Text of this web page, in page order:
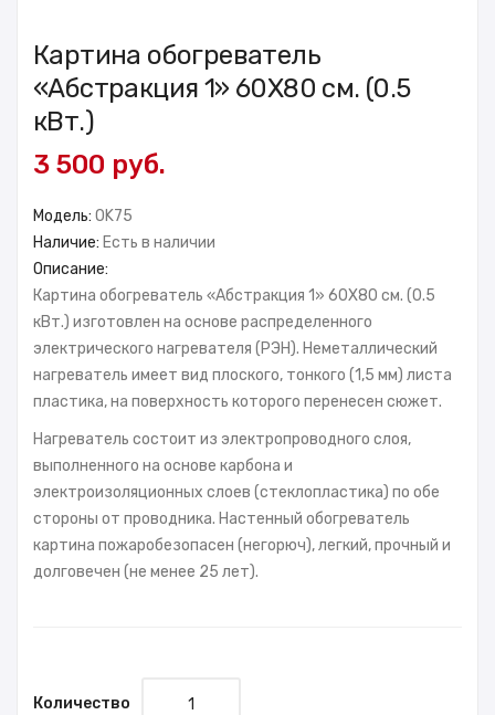
Картина обогреватель
«Абстракция 1» 60X80 см. (0.5
кВт.)
3 500 руб.
Модель: OK75
Наличие: Есть в наличии
Описание:
Картина обогреватель «Абстракция 1» 60X80 см. (0.5
кВт.) изготовлен на основе распределенного
электрического нагревателя (РЭН). Неметаллический
нагреватель имеет вид плоского, тонкого (1,5 мм) листа
пластика, на поверхность которого перенесен сюжет.
Нагреватель состоит из электропроводного слоя,
выполненного на основе карбона и
электроизоляционных слоев (стеклопластика) по обе
стороны от проводника. Настенный обогреватель
картина пожаробезопасен (негорюч), легкий, прочный и
долговечен (не менее 25 лет).
Количество